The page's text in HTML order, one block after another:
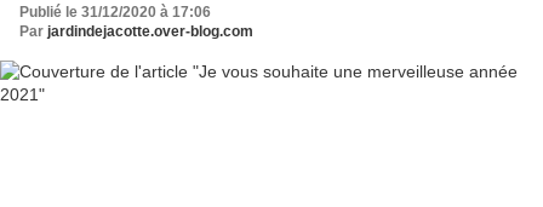
Publié le 31/12/2020 à 17:06
Par jardindejacotte.over-blog.com